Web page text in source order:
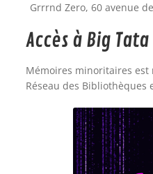
Grrrnd Zero, 60 avenue
Accès à Big Tata
Mémoires minoritaires est
Réseau des Bibliothèques